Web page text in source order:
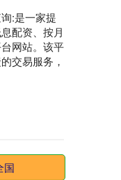
:是一家提
配资、按月
网站。该平
交易服务，
国